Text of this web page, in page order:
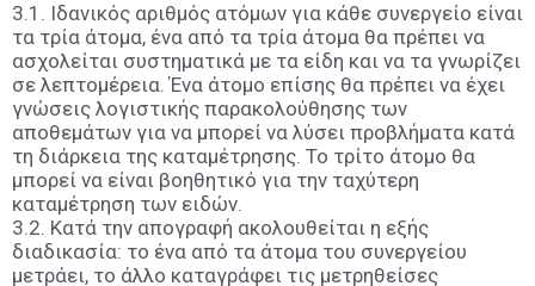
3.1. Ιδανικός αριθμός ατόμων για κάθε συνεργείο είναι
τα τρία άτομα, ένα από τα τρία άτομα θα πρέπει να
ασχολείται συστηματικά με τα είδη και να τα γνωρίζει
σε λεπτομέρεια. Ένα άτομο επίσης θα πρέπει να έχει
γνώσεις λογιστικής παρακολούθησης των
αποθεμάτων για να μπορεί να λύσει προβλήματα κατά
τη διάρκεια της καταμέτρησης. Το τρίτο άτομο θα
μπορεί να είναι βοηθητικό για την ταχύτερη
καταμέτρηση των ειδών.
3.2. Κατά την απογραφή ακολουθείται η εξής
διαδικασία: το ένα από τα άτομα του συνεργείου
μετράει, το άλλο καταγράφει τις μετρηθείσες